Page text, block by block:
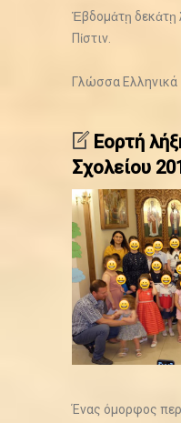
Ἑβδομάτῃ δεκάτῃ
Πίστιν.
Γλώσσα Ελληνικά
Εορτή
Σχολείου
Ένας όμορφος